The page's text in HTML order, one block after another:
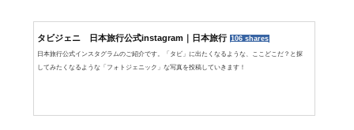
タビジェニ 日本旅行公式instagram｜日本旅行 106 shares
日本旅行公式インスタグラムのご紹介です。「タビ」に出たくなるような、ここどこだ？と探
してみたくなるような「フォトジェニック」な写真を投稿していきます！